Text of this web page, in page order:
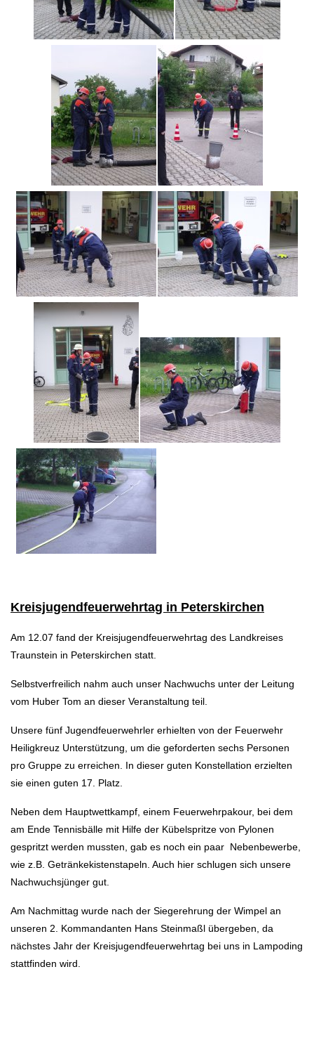
Kreisjugendfeuerwehrtag in Peterskirchen
Am 12.07 fand der Kreisjugendfeuerwehrtag des Landkreises
Traunstein in Peterskirchen statt.
Selbstverfreilich nahm auch unser Nachwuchs unter der Leitung
vom Huber Tom an dieser Veranstaltung teil.
Unsere fünf Jugendfeuerwehrler erhielten von der Feuerwehr
Heiligkreuz Unterstützung, um die geforderten sechs Personen
pro Gruppe zu erreichen. In dieser guten Konstellation erzielten
sie einen guten 17. Platz.
Neben dem Hauptwettkampf, einem Feuerwehrpakour, bei dem
am Ende Tennisbälle mit Hilfe der Kübelspritze von Pylonen
gespritzt werden mussten, gab es noch ein paar Nebenbewerbe,
wie z.B. Getränkekistenstapeln. Auch hier schlugen sich unsere
Nachwuchsjünger gut.
Am Nachmittag wurde nach der Siegerehrung der Wimpel an
unseren 2. Kommandanten Hans Steinmaßl übergeben, da
nächstes Jahr der Kreisjugendfeuerwehrtag bei uns in Lampoding
stattfinden wird.